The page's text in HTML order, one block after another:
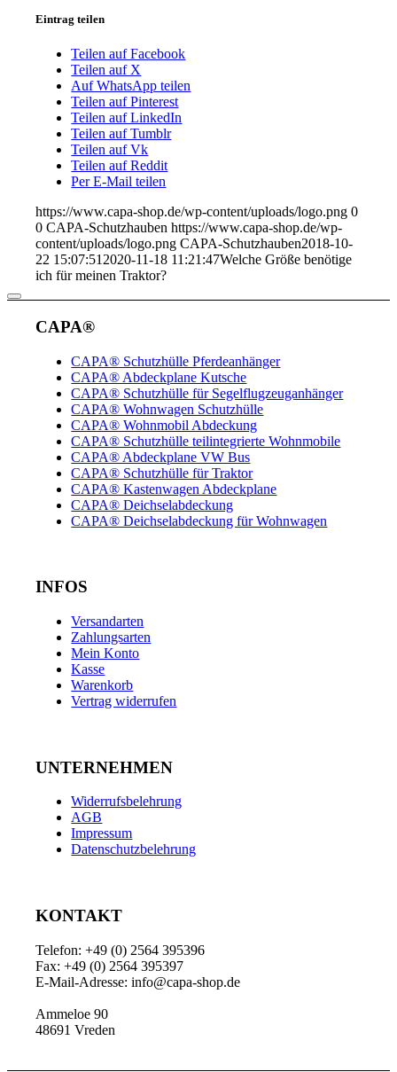
Eintrag teilen
Teilen auf Facebook
Teilen auf X
Auf WhatsApp teilen
Teilen auf Pinterest
Teilen auf LinkedIn
Teilen auf Tumblr
Teilen auf Vk
Teilen auf Reddit
Per E-Mail teilen
https://www.capa-shop.de/wp-content/uploads/logo.png 0
0 CAPA-Schutzhauben https://www.capa-shop.de/wp-
content/uploads/logo.png CAPA-Schutzhauben2018-10-
22 15:07:51 2020-11-18 11:21:47Welche Größe benötige
ich für meinen Traktor?
CAPA®
CAPA® Schutzhülle Pferdeanhänger
CAPA® Abdeckplane Kutsche
CAPA® Schutzhülle für Segelflugzeuganhänger
CAPA® Wohnwagen Schutzhülle
CAPA® Wohnmobil Abdeckung
CAPA® Schutzhülle teilintegrierte Wohnmobile
CAPA® Abdeckplane VW Bus
CAPA® Schutzhülle für Traktor
CAPA® Kastenwagen Abdeckplane
CAPA® Deichselabdeckung
CAPA® Deichselabdeckung für Wohnwagen
INFOS
Versandarten
Zahlungsarten
Mein Konto
Kasse
Warenkorb
Vertrag widerrufen
UNTERNEHMEN
Widerrufsbelehrung
AGB
Impressum
Datenschutzbelehrung
KONTAKT
Telefon: +49 (0) 2564 395396
Fax: +49 (0) 2564 395397
E-Mail-Adresse: info@capa-shop.de
Ammeloe 90
48691 Vreden